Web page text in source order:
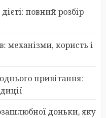
повний розбір
механізми, користь і
привітання:
доньки, яку